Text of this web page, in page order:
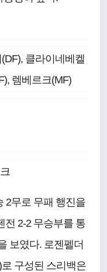
클라이네베켈
렘베르크(MF)
2무로 무패 행진을
전 2-2 무승부를 통
보였다. 로젠펠더
구성된 스리백은